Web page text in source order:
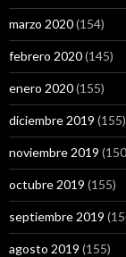
marzo 2020(154)
febrero 2020(145)
enero 2020(155)
diciembre 2019 (155)
noviembre 2019
octubre 2019 (155)
septiembre 2019
agosto 2019 (155)